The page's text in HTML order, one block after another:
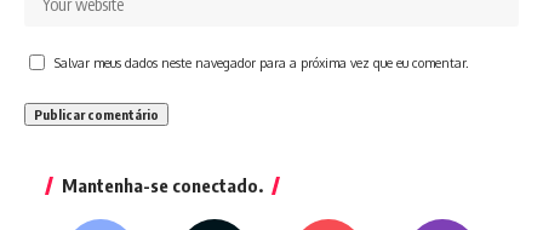
Salvar meus dados neste navegador para a próxima vez que eu comentar.
Mantenha-se conectado.